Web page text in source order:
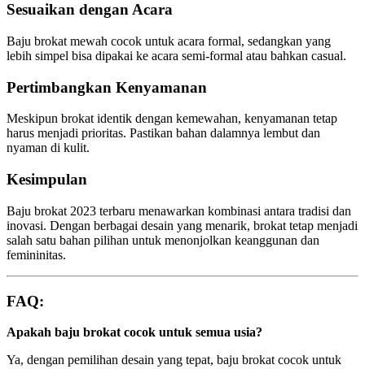
Sesuaikan dengan Acara
Baju brokat mewah cocok untuk acara formal, sedangkan yang
lebih simpel bisa dipakai ke acara semi-formal atau bahkan casual.
Pertimbangkan Kenyamanan
Meskipun brokat identik dengan kemewahan, kenyamanan tetap
harus menjadi prioritas. Pastikan bahan dalamnya lembut dan
nyaman di kulit.
Kesimpulan
Baju brokat 2023 terbaru menawarkan kombinasi antara tradisi dan
inovasi. Dengan berbagai desain yang menarik, brokat tetap menjadi
salah satu bahan pilihan untuk menonjolkan keanggunan dan
femininitas.
FAQ:
Apakah baju brokat cocok untuk semua usia?
Ya, dengan pemilihan desain yang tepat, baju brokat cocok untuk